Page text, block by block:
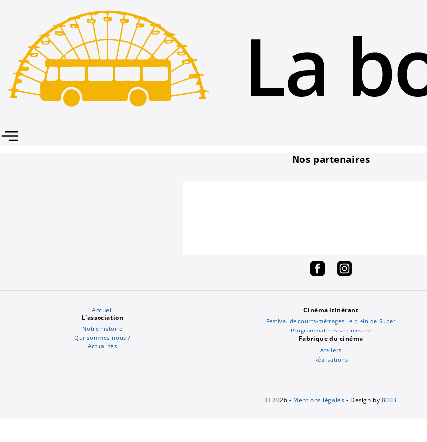
Le plein de Super #10, séance 34
Le 12-09-2025 à 20:30
MONTBERT
LE PLEIN DE SUPER
Nos partenaires
Accueil
L'association
Notre histoire
Qui-sommes-nous ?
Actualités
Cinéma itinérant
Festival de courts-métrages Le plein de Super
Programmations sur mesure
Fabrique du cinéma
Ateliers
Réalisations
© 2026 - Mentions légales - Design by 8008